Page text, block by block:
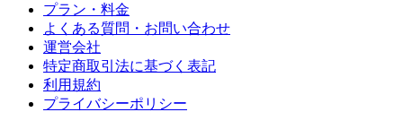
プラン・料金
よくある質問・お問い合わせ
運営会社
特定商取引法に基づく表記
利用規約
プライバシーポリシー